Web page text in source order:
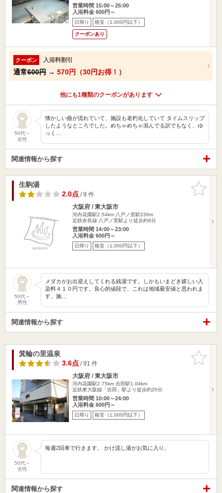
営業時間 15:00～25:00
入浴料金 600円～
日帰り 格安（1,000円以下）
クーポンあり
クーポン 入浴料割引
通常600円 → 570円（30円お得！）
他にも1種類のクーポンがあります
50代～
女性
懐かしい曲が流れていて、施設も老朽化していて タイムスリップ
したようなところでした。めちゃめちゃ混んでる訳でもなく、ゆ
っく…
関連情報から探す
お気に入
りに追加
生駒湯
2.0点/ 9 件
大阪府 / 東大阪市
河内花園駅2.54km 八戸ノ里駅236m
近鉄奈良線 八戸ノ里駅より徒歩約6分
営業時間 14:00～23:00
入浴料金 600円～
日帰り 格安（1,000円以下）
50代～
男性
メダカがお出迎えしてくれる銭湯です。しかもいまどき嬉しい入
染料４１０円です。良心的値段で、これは地域最安値と思われま
す。施…
関連情報から探す
お気に入
りに追加
箕輪の里温泉
3.6点/ 91 件
大阪府 / 東大阪市
河内花園駅2.75km 吉田駅1.04km
近鉄東大阪線「吉田」駅より徒歩約20分
営業時間 10:00～24:00
入浴料金 600円～
日帰り 格安（1,000円以下）
50代～
女性
毎週2回車で行きます。 かけ流し湯がお気に入り。
関連情報から探す